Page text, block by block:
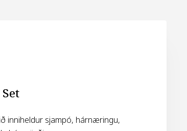
inniheldur sjampó, hárnæringu,